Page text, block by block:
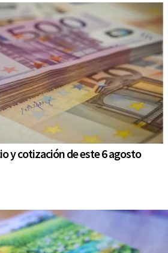
y cotización de este 6 agosto